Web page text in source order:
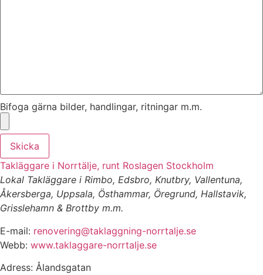
Bifoga gärna bilder, handlingar, ritningar m.m.
Skicka
Takläggare i Norrtälje, runt Roslagen Stockholm
Lokal Takläggare i Rimbo, Edsbro, Knutbry, Vallentuna,
Åkersberga, Uppsala, Östhammar, Öregrund, Hallstavik,
Grisslehamn & Brottby m.m.
E-mail: renovering@taklaggning-norrtalje.se
Webb: www.taklaggare-norrtalje.se
Adress: Ålandsgatan